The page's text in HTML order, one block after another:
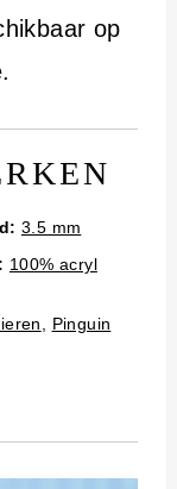
op
3.5 mm
100% acryl
Pinguin